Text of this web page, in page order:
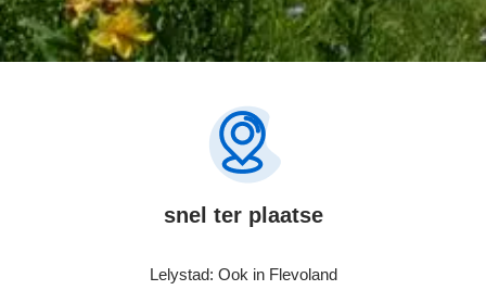
snel ter plaatse
Lelystad: Ook in Flevoland